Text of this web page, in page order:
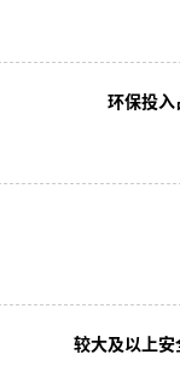
环保投入
较大及以上